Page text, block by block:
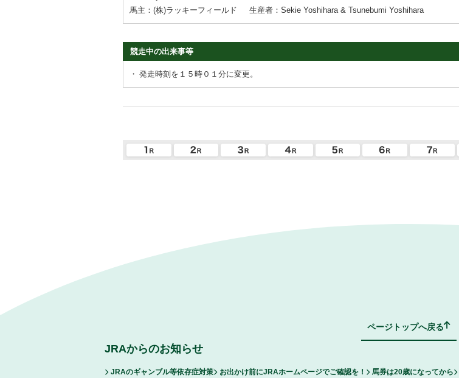
馬主：(株)ラッキーフィールド
生産者：Sekie Yoshihara & Tsunebumi Yoshihara
競走中の出来事等
・ 発走時刻を１５時０１分に変更。
ページトップへ戻る
JRAからのお知らせ
JRAのギャンブル等依存症対策 お出かけ前にJRAホームページでご確認を！ 馬券は20歳になってから